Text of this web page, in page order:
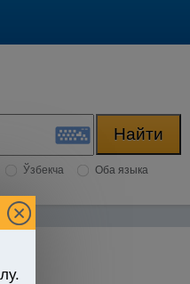
Ўзбекча Оба языка